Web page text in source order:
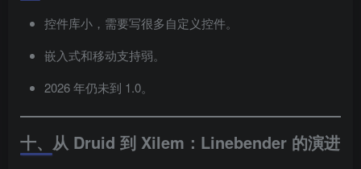
控件库小，需要写很多自定义控件。
嵌入式和移动支持弱。
2026 年仍未到 1.0。
十、从 Druid 到 Xilem：Linebender 的演进